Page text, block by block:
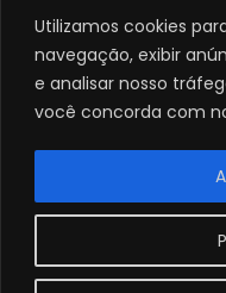
Utilizamos cookies
navegação, exibir
e analisar nosso
você concorda com+55